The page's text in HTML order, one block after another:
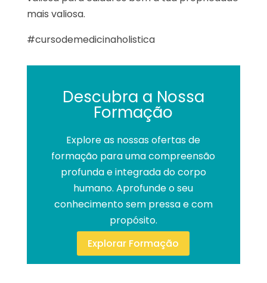
mais valiosa.
#cursodemedicinaholistica
Descubra a Nossa
Formação
Explore as nossas ofertas de
formação para uma compreensão
profunda e integrada do corpo
humano. Aprofunde o seu
conhecimento sem pressa e com
propósito.
Explorar Formação